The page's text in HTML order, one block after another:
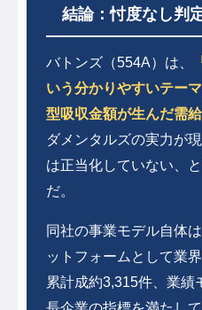
結論：忖度なし判
バトンズ（554A）は、
いう分かりやすいテー
型吸収金額が生んだ需
ダメンタルズの実力が
は正当化していない、
だ。
同社の事業モデル自体
ットフォームとして業
累計成約3,315件、業績